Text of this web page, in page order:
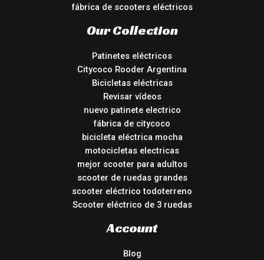
fábrica de scooters eléctricos
Our Collection
Patinetes eléctricos
Citycoco Rooder Argentina
Bicicletas eléctricas
Revisar vídeos
nuevo patinete electrico
fábrica de citycoco
bicicleta eléctrica mocha
motocicletas electricas
mejor scooter para adultos
scooter de ruedas grandes
scooter eléctrico todoterreno
Scooter eléctrico de 3 ruedas
Account
Blog